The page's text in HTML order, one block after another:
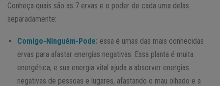
Conheça quais são as 7 ervas e o poder de cada uma delas
separadamente:
Comigo-Ninguém-Pode: essa é umas das mais conhecidas
ervas para afastar energias negativas. Essa planta é muita
energética, e sua energia vital ajuda a absorver energias
negativas de pessoas e lugares, afastando o mau olhado e a